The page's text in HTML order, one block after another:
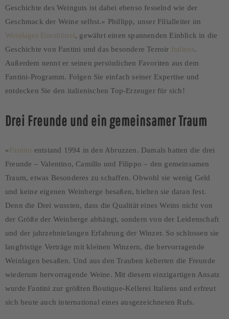
Geschichte des Weinguts ist dabei ebenso fesselnd wie der
Geschmack der Weine selbst.« Phillipp, unser Filialleiter im
Weinlager Eimsbüttel, gewährt einen spannenden Einblick in die
Geschichte von Fantini und das besondere Terroir Italiens.
Außerdem nennt er seinen persönlichen Favoriten aus dem
Fantini-Programm. Folgen Sie einfach seiner Expertise und
entdecken Sie den italienischen Top-Erzeuger für sich!
Drei Freunde und ein gemeinsamer Traum
»Fantini entstand 1994 in den Abruzzen. Damals hatten die drei
Freunde – Valentino, Camillo und Filippo – den gemeinsamen
Traum, etwas Besonderes zu schaffen. Obwohl sie wenig Geld
und keine eigenen Weinberge besaßen, hielten sie daran fest.
Denn die Drei wussten, dass die Qualität eines Weins nicht von
der Größe der Weinberge abhängt, sondern von der Leidenschaft
und der jahrzehntelangen Erfahrung der Winzer. So schlossen sie
langfristige Verträge mit kleinen Winzern, die hervorragende
Weinlagen besaßen. Und aus den Trauben kelterten die Freunde
wiederum hervorragende Weine. Mit diesem einzigartigen Ansatz
wurde Fantini zur größten Boutique-Kellerei Italiens und erfreut
sich heute auch international eines ausgezeichneten Rufs.